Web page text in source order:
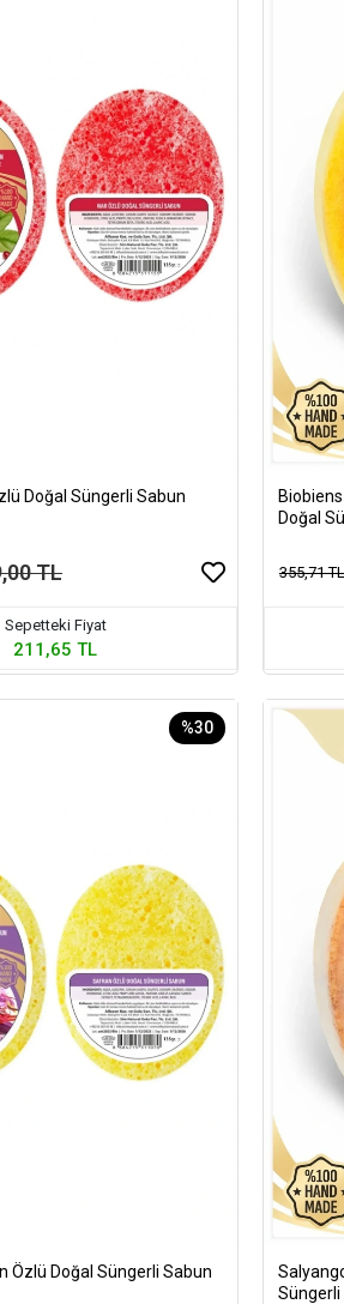
Doğal Süngerli Sabun
TL
Sepetteki Fiyat
211,65 TL
Doğal
355,71 TL
%30
Özlü Doğal Süngerli Sabun
Süngerli